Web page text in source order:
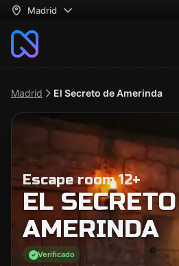
Madrid
Madrid El Secreto de Amerinda
Escape room 12+
EL
AMERINDA
Verificado